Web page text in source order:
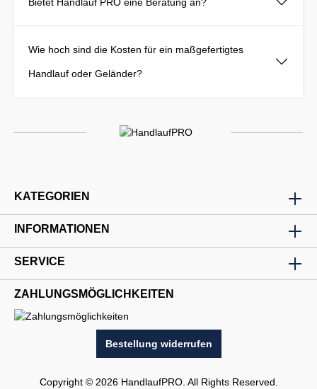
Bietet Handlauf PRO eine Beratung an?
Wie hoch sind die Kosten für ein maßgefertigtes
Handlauf oder Geländer?
KATEGORIEN
INFORMATIONEN
SERVICE
ZAHLUNGSMÖGLICHKEITEN
Bestellung widerrufen
Copyright © 2026 HandlaufPRO. All Rights Reserved.